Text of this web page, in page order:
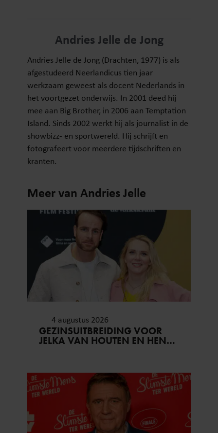
Andries Jelle de Jong
Andries Jelle de Jong (Drachten, 1977) is als
afgestudeerd Neerlandicus tien jaar
werkzaam geweest als docent Nederlands in
het voortgezet onderwijs. In 2001 deed hij
mee aan Big Brother, in 2006 aan Temptation
Island. Sinds 2002 werkt hij als journalist in de
showbizz- en sportwereld. Hij schrijft en
fotografeert voor meerdere tijdschriften en
kranten.
Meer van Andries Jelle
4 augustus 2026
GEZINSUITBREIDING VOOR
JELKA VAN HOUTEN EN HENRY